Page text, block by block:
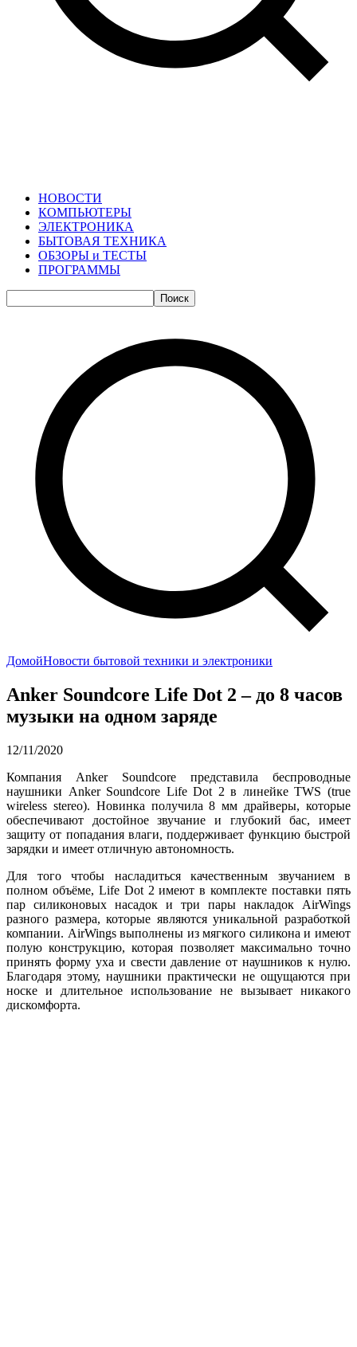
НОВОСТИ
КОМПЬЮТЕРЫ
ЭЛЕКТРОНИКА
БЫТОВАЯ ТЕХНИКА
ОБЗОРЫ и ТЕСТЫ
ПРОГРАММЫ
Поиск
ДомойНовости бытовой техники и электроники
Anker Soundcore Life Dot 2 – до 8 часов
музыки на одном заряде
12/11/2020
Компания Anker Soundcore представила беспроводные
наушники Anker Soundcore Life Dot 2 в линейке TWS (true
wireless stereo). Новинка получила 8 мм драйверы, которые
обеспечивают достойное звучание и глубокий бас, имеет
защиту от попадания влаги, поддерживает функцию быстрой
зарядки и имеет отличную автономность.
Для того чтобы насладиться качественным звучанием в
полном объёме, Life Dot 2 имеют в комплекте поставки пять
пар силиконовых насадок и три пары накладок AirWings
разного размера, которые являются уникальной разработкой
компании. AirWings выполнены из мягкого силикона и имеют
полую конструкцию, которая позволяет максимально точно
принять форму уха и свести давление от наушников к нулю.
Благодаря этому, наушники практически не ощущаются при
носке и длительное использование не вызывает никакого
дискомфорта.